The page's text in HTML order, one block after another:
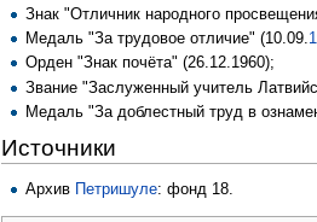
Знак "Отличник народного
Медаль "За трудовое отличие" (10.09.
Орден "Знак почёта" (26.12.1960);
Звание "Заслуженный учитель
Медаль "За доблестный труд в
Источники
Архив Петришуле: фонд 18.